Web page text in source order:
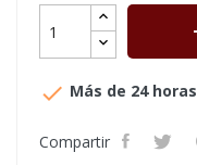
 Más de 24 horas
Compartir